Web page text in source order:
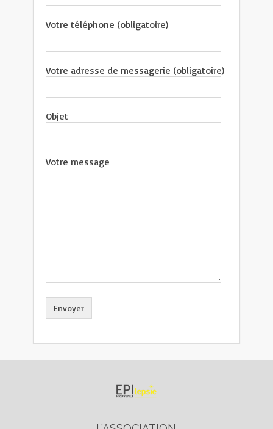
Votre téléphone (obligatoire)
Votre adresse de messagerie (obligatoire)
Objet
Votre message